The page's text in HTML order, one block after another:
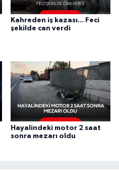
Kahreden iş kazası... Feci
şekilde can verdi
Hayalindeki motor 2 saat
sonra mezarı oldu